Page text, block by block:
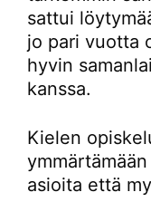
sattui
jo pari vuotta
hyvin
kanssa.
Kielen
asioita että